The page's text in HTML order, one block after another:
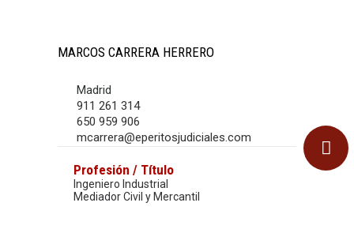
MARCOS CARRERA HERRERO
Madrid
911 261 314
650 959 906
mcarrera@eperitosjudiciales.com
Profesión / Título
Ingeniero Industrial
Mediador Civil y Mercantil